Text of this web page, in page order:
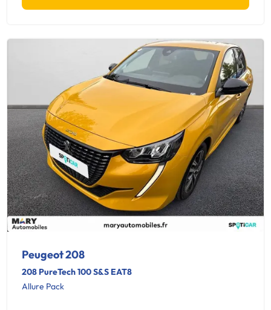
Peugeot 208
208 PureTech 100 S&S EAT8
Allure Pack